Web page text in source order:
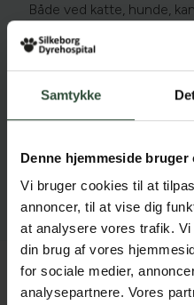
Samtykke
Denne hjemmeside bruger
Vi bruger cookies til at
annoncer, til at vise dig
at analysere vores trafik.
din brug af vores
for sociale medier,
analysepartnere. Vores
Både ved katte, hunde,
vigtigt at behandle
undgår smerter.
være med til at opdage
- f.eks. hjerteproblemer,
os selv, og derfor er det
symptomer, før det
dyret.